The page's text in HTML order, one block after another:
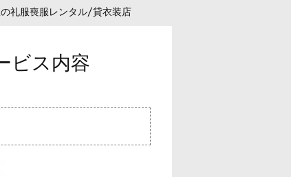
礼服喪服レンタル/貸衣装店
ビス内容